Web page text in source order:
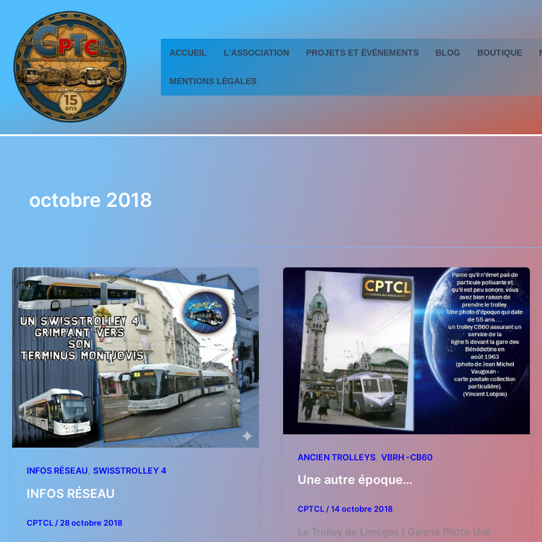
contenu
ACCUEIL L’ASSOCIATION PROJETS ET ÉVÉNEMENTS BLOG BOUTIQUE
MENTIONS LÉGALES
octobre 2018
INFOS RÉSEAU, SWISSTROLLEY 4
INFOS RÉSEAU
CPTCL / 28 octobre 2018
ANCIEN TROLLEYS, VBRH -CB60
Une autre époque…
CPTCL/14 octobre 2018
Le Trolley de Limoges | Galerie Photo Une